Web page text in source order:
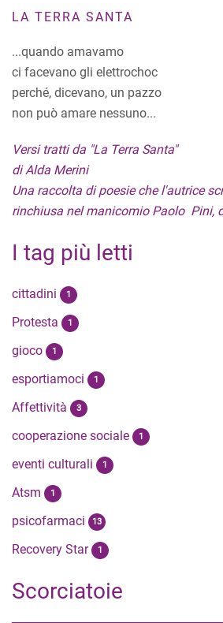
LA TERRA SANTA
...quando amavamo
ci facevano gli elettrochoc
perché, dicevano, un pazzo
non può amare nessuno...
Versi tratti da "La Terra Santa"
di Alda Merini
Una raccolta di poesie che l'autrice
rinchiusa nel manicomio Paolo Pini,
I tag più letti
cittadini 1
Protesta 1
gioco 1
esportiamoci 1
Affettività 3
cooperazione sociale 1
eventi culturali 1
Atsm 1
psicofarmaci 13
Recovery Star 1
Scorciatoie